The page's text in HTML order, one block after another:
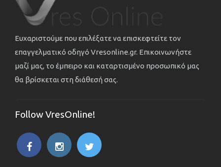
Ευχαριστούμε που επιλέξατε να επισκεφτείτε τον
επαγγελματικό οδηγό Vresonline.gr. Επικοινωνήστε
μαζί μας, το έμπειρο και καταρτισμένο προσωπικό μας
θα βρίσκεται στη διάθεσή σας.
Follow VresOnline!